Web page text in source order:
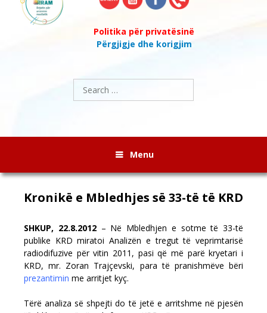
Politika për privatësinë
Përgjigje dhe korigjim
Search
for:
Menu
Kronikë e Mbledhjes së 33-të të KRD
SHKUP, 22.8.2012– Në Mbledhjen e sotme të 33-të
publike KRD miratoi Analizën e tregut të veprimtarisë
radiodifuzive për vitin 2011, pasi që më parë kryetari i
KRD, mr. Zoran Trajçevski, para të pranishmëve bëri
prezantimin me arritjet kyç.
Tërë analiza së shpejti do të jetë e arritshme në pjesën